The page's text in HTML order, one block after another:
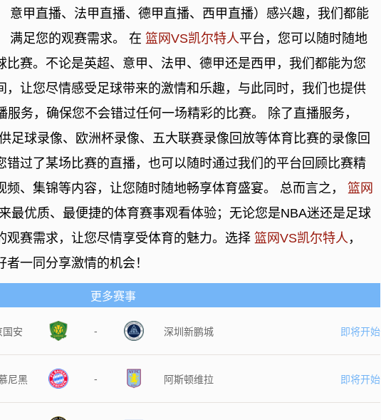
意甲直播、法甲直播、德甲直播、西甲直播）感兴趣，我们都能
满足您的观赛需求。 在 篮网VS凯尔特人平台，您可以随时随地
比赛。不论是英超、意甲、法甲、德甲还是西甲，我们都能为您
，让您尽情感受足球带来的激情和乐趣，与此同时，我们也提供
服务，确保您不会错过任何一场精彩的比赛。 除了直播服务，
足球录像、欧洲杯录像、五大联赛录像回放等体育比赛的录像回
错过了某场比赛的直播，也可以随时通过我们的平台回顾比赛精
频、集锦等内容，让您随时随地畅享体育盛宴。 总而言之， 篮网
最优质、最便捷的体育赛事观看体验；无论您是NBA迷还是足球
观赛需求，让您尽情享受体育的魅力。选择 篮网VS凯尔特人，
一同分享激情的机会！
更多赛事
国安 - 深圳新鹏城 即将开始
尼黑 - 阿斯顿维拉 即将开始